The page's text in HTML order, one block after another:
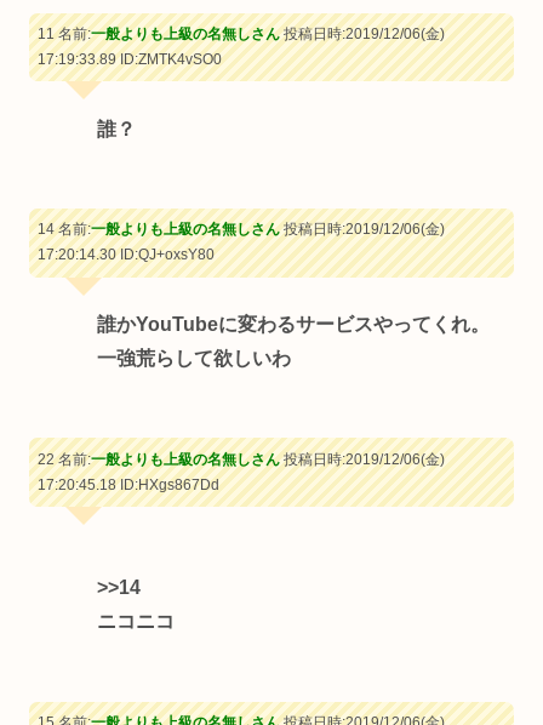
11 名前:一般よりも上級の名無しさん投稿日時:2019/12/06(金)
17:19:33.89ID:ZMTK4vSO0
誰？
14 名前:一般よりも上級の名無しさん投稿日時:2019/12/06(金)
17:20:14.30ID:QJ+oxsY80
誰かYouTubeに変わるサービスやってくれ。
一強荒らして欲しいわ
22 名前:一般よりも上級の名無しさん投稿日時:2019/12/06(金)
17:20:45.18ID:HXgs867Dd
>>14
ニコニコ